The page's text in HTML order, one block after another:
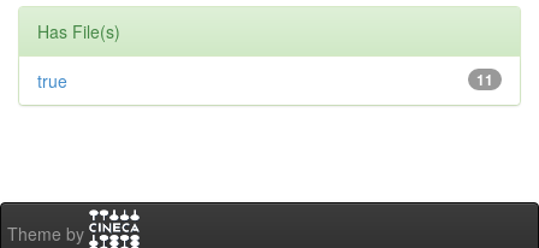
Has File(s)
11
true
Theme by